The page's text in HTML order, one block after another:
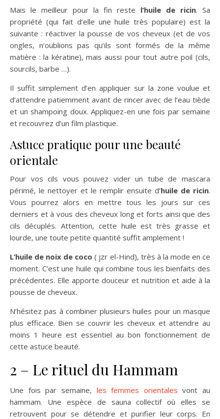
Mais le meilleur pour la fin reste l’huile de ricin. Sa
propriété (qui fait d’elle une huile très populaire) est la
suivante : réactiver la pousse de vos cheveux (et de vos
ongles, n’oublions pas qu’ils sont formés de la même
matière : la kératine), mais aussi pour tout autre poil (cils,
sourcils, barbe …).
Il suffit simplement d’en appliquer sur la zone voulue et
d’attendre patiemment avant de rincer avec de l’eau tiède
et un shampoing doux. Appliquez-en une fois par semaine
et recouvrez d’un film plastique.
Astuce pratique pour une beauté
orientale
Pour vos cils vous pouvez vider un tube de mascara
périmé, le nettoyer et le remplir ensuite d’huile de ricin.
Vous pourrez alors en mettre tous les jours sur ces
derniers et à vous des cheveux long et forts ainsi que des
cils décuplés. Attention, cette huile est très grasse et
lourde, une toute petite quantité suffit amplement !
L’huile de noix de coco ( jzr el-Hind), très à la mode en ce
moment. C’est une huile qui combine tous les bienfaits des
précédentes. Elle apporte douceur et nutrition et aide à la
pousse de cheveux.
N’hésitez pas à combiner plusieurs huiles pour un masque
plus efficace. Bien se couvrir les cheveux et attendre au
moins 1 heure est essentiel au bon fonctionnement de
cette astuce beauté.
2 – Le rituel du Hammam
Une fois par semaine, les femmes orientales vont au
hammam. Une espèce de sauna collectif où elles se
retrouvent pour se détendre et purifier leur corps. En